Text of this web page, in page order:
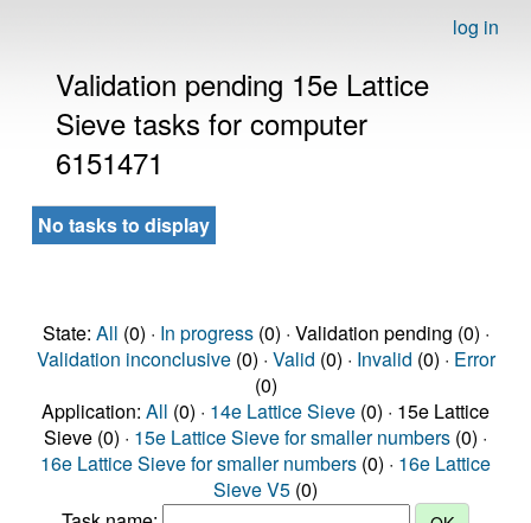
log in
Validation pending 15e Lattice
Sieve tasks for computer
6151471
No tasks to display
State: All (0) · In progress(0) · Validation pending (0) ·
Validation inconclusive(0) · Valid (0) · Invalid (0) · Error
(0)
Application: All (0) · 14e Lattice Sieve (0) · 15e Lattice
Sieve (0) · 15e Lattice Sieve for smaller numbers (0) ·
16e Lattice Sieve for smaller numbers (0) · 16e Lattice
Sieve V5 (0)